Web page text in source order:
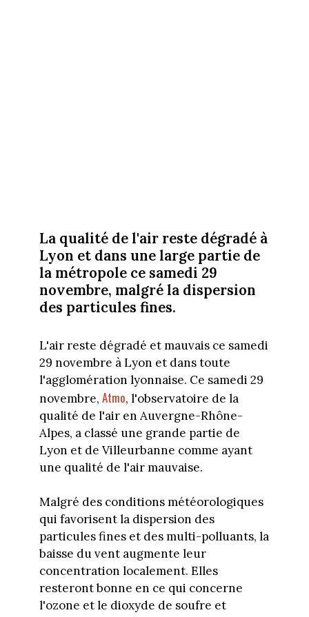
La qualité de l'air reste dégradé à
Lyon et dans une large partie de
la métropole ce samedi 29
novembre, malgré la dispersion
des particules fines.
L'air reste dégradé et mauvais ce samedi
29 novembre à Lyon et dans toute
l'agglomération lyonnaise. Ce samedi 29
novembre, Atmo, l'observatoire de la
qualité de l'air en Auvergne-Rhône-
Alpes, a classé une grande partie de
Lyon et de Villeurbanne comme ayant
une qualité de l'air mauvaise.
Malgré des conditions météorologiques
qui favorisent la dispersion des
particules fines et des multi-polluants, la
baisse du vent augmente leur
concentration localement. Elles
resteront bonne en ce qui concerne
l'ozone et le dioxyde de soufre et